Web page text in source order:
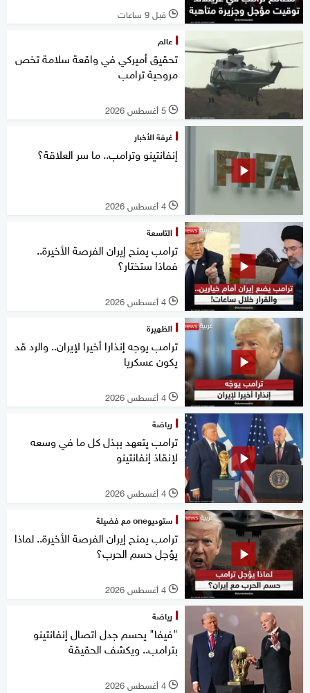
l قبل 9 ساعات
عالم
تحقيق أميركي في واقعة سلامة تخص
مروحية ترامب
l 5 أغسطس 2026
غرفة الأخبار
إنفانتينو وترامب.. ما سر العلاقة؟
l 4 أغسطس 2026
التاسعة
ترامب يمنح إيران الفرصة الأخيرة..
فماذا ستختار؟
l 4 أغسطس 2026
الظهيرة
ترامب يوجه إنذارا أخيرا لإيران.. والرد قد
يكون عسكريا
l 4 أغسطس 2026
رياضة
ترامب يتعهد ببذل كل ما في وسعه
لإنقاذ إنفانتينو
l 4 أغسطس 2026
ستوديوone مع فضيلة
ترامب يمنح إيران الفرصة الأخيرة.. لماذا
يؤجل حسم الحرب؟
l 4 أغسطس 2026
رياضة
"فيفا" يحسم جدل اتصال إنفانتينو
بترامب.. ويكشف الحقيقة
l 4 أغسطس 2026